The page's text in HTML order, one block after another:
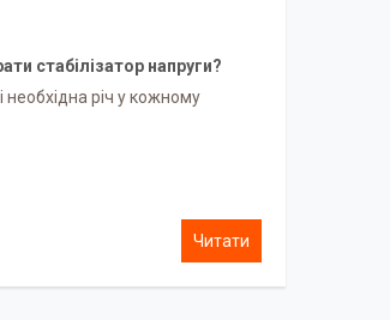
стабілізатор напруги?
необхідна річ у кожному